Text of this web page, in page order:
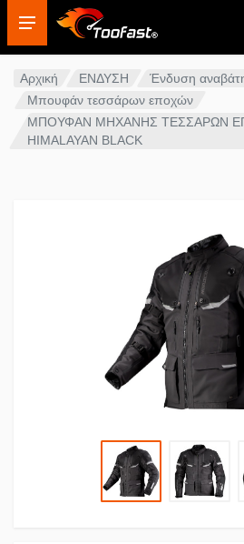
Αρχική ΕΝΔΥΣΗ
Ένδυση
Μπουφάν τεσσάρων εποχών
ΜΠΟΥΦΑΝ ΜΗΧΑΝΗΣ ΤΕΣΣΑΡΩΝ
HIMALAYAN BLACK